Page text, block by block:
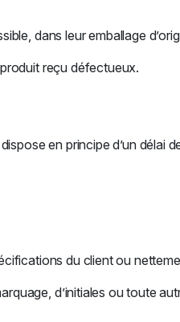
dans leur emballage
reçu défectueux.
en principe d’un délai
du client ou
d’initiales ou toute